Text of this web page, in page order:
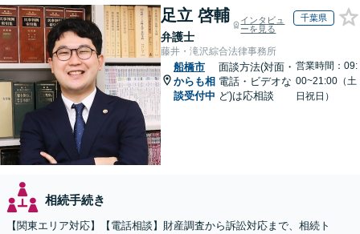
足立 啓輔
弁護士
インタビュ
ーを見る
千葉県
藤井・滝沢綜合法律事務所
船橋市
からも相
談受付中
面談方法(対面・
電話・ビデオな
ど)は応相談
営業時間：09:
00~21:00（土
日祝日）
相続手続き
【関東エリア対応】【電話相談】財産調査から訴訟対応まで、相続ト